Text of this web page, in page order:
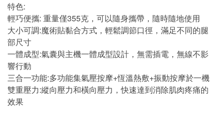
特色:
輕巧便攜: 重量僅355克，可以隨身攜帶，隨時隨地使用
大小可調:魔術貼黏合方式，輕鬆調節口徑，滿足不同的腿
部尺寸
一體成型:氣囊與主機一體成型設計，無需插電，無線不影
響行動
三合一功能:多功能集氣壓按摩+恆溫熱敷+振動按摩於一機
雙重壓力:縱向壓力和橫向壓力，快速達到消除肌肉疼痛的
效果